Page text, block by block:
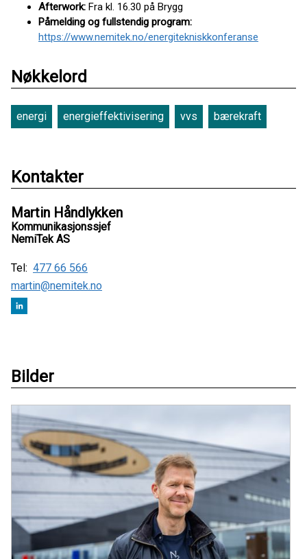
Afterwork: Fra kl. 16.30 på Brygg
Påmelding og fullstendig program:
https://www.nemitek.no/energitekniskkonferanse
Nøkkelord
energi energieffektivisering vvs bærekraft
Kontakter
Martin Håndlykken
Kommunikasjonssjef
NemiTek AS
Tel: 477 66 566
martin@nemitek.no
Bilder